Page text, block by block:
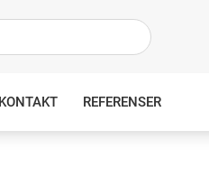
KONTAKT REFERENSER